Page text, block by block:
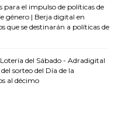
para el impulso de políticas de
género | Berja digital en
que se destinarán a políticas de
del Sábado - Adradigital
sorteo del Día de la
al décimo